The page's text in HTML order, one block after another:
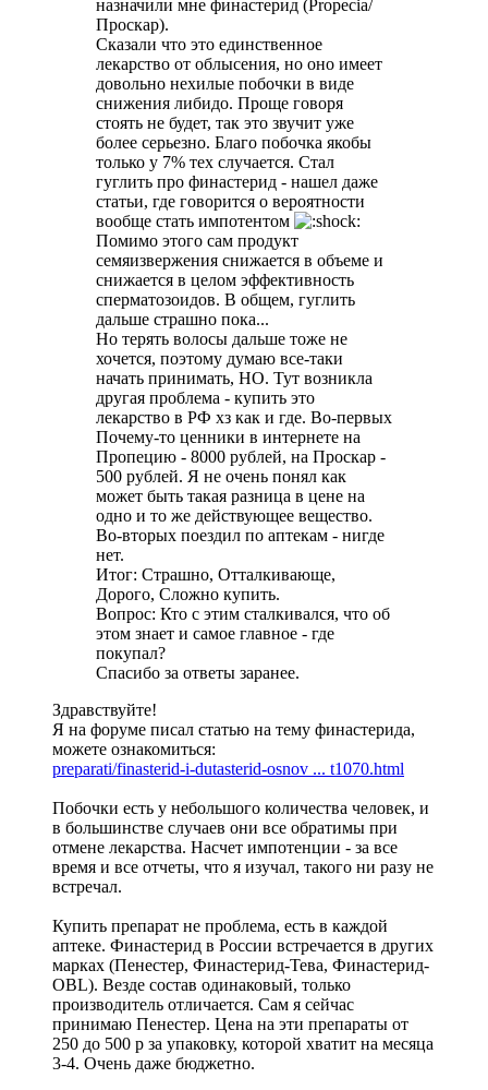
назначили мне финастерид (Propecia/
Проскар).
Сказали что это единственное
лекарство от облысения, но оно имеет
довольно нехилые побочки в виде
снижения либидо. Проще говоря
стоять не будет, так это звучит уже
более серьезно. Благо побочка якобы
только у 7% тех случается. Стал
гуглить про финастерид - нашел даже
статьи, где говорится о вероятности
вообще стать импотентом
Помимо этого сам продукт
семяизвержения снижается в объеме и
снижается в целом эффективность
сперматозоидов. В общем, гуглить
дальше страшно пока...
Но терять волосы дальше тоже не
хочется, поэтому думаю все-таки
начать принимать, НО. Тут возникла
другая проблема - купить это
лекарство в РФ хз как и где. Во-первых
Почему-то ценники в интернете на
Пропецию - 8000 рублей, на Проскар -
500 рублей. Я не очень понял как
может быть такая разница в цене на
одно и то же действующее вещество.
Во-вторых поездил по аптекам - нигде
нет.
Итог: Страшно, Отталкивающе,
Дорого, Сложно купить.
Вопрос: Кто с этим сталкивался, что об
этом знает и самое главное - где
покупал?
Спасибо за ответы заранее.
Здравствуйте!
Я на форуме писал статью на тему финастерида,
можете ознакомиться:
preparati/finasterid-i-dutasterid-osnov ... t1070.html
Побочки есть у небольшого количества человек, и
в большинстве случаев они все обратимы при
отмене лекарства. Насчет импотенции - за все
время и все отчеты, что я изучал, такого ни разу не
встречал.
Купить препарат не проблема, есть в каждой
аптеке. Финастерид в России встречается в других
марках (Пенестер, Финастерид-Тева, Финастерид-
OBL). Везде состав одинаковый, только
производитель отличается. Сам я сейчас
принимаю Пенестер. Цена на эти препараты от
250 до 500 р за упаковку, которой хватит на месяца
3-4. Очень даже бюджетно.